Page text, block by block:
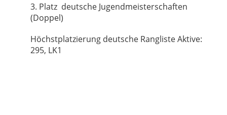
3. Platz deutsche Jugendmeisterschaften
(Doppel)
Höchstplatzierung deutsche Rangliste Aktive:
295, LK1